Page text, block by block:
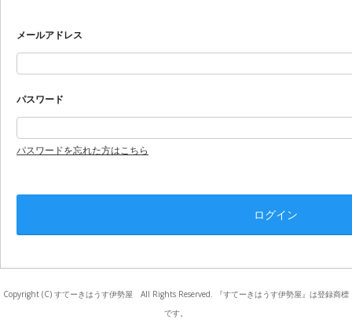
メールアドレス
パスワード
パスワードを忘れた方はこちら
Copyright (C) すてーきはうす伊勢屋 All Rights Reserved. 『すてーきはうす伊勢屋』は登録商標
です。